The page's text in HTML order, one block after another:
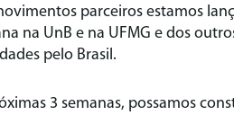
parceiros estamos
na UnB e na UFMG e dos
pelo Brasil.
3 semanas, possamos